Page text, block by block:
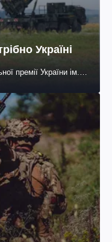
Україні
премії України ім.